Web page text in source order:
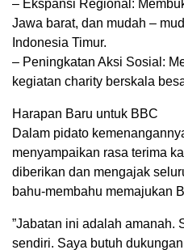
– ​Ekspansi Regional:
Jawa barat, dan mudah –
Indonesia Timur.
– ​Peningkatan Aksi Sosial:
kegiatan charity berskala
​Harapan Baru untuk BBC
​Dalam pidato
menyampaikan rasa terima
diberikan dan mengajak
bahu-membahu memajukan
​”Jabatan ini adalah amanah.
sendiri. Saya butuh